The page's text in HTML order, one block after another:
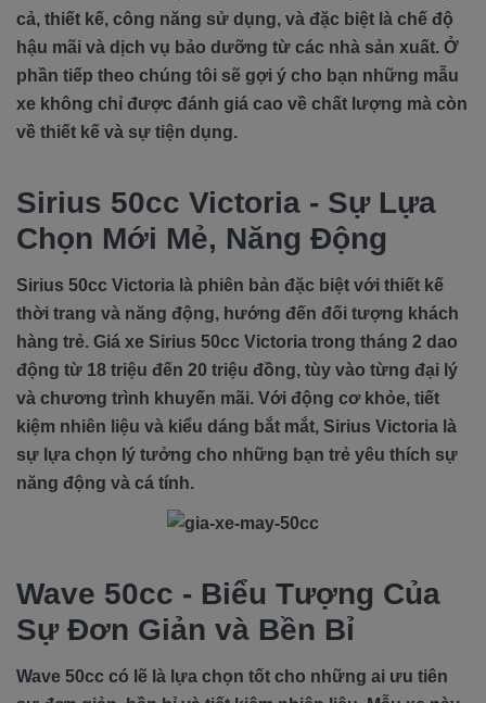
cả, thiết kế, công năng sử dụng, và đặc biệt là chế độ
hậu mãi và dịch vụ bảo dưỡng từ các nhà sản xuất. Ở
phần tiếp theo chúng tôi sẽ gợi ý cho bạn những mẫu
xe không chỉ được đánh giá cao về chất lượng mà còn
về thiết kế và sự tiện dụng.
Sirius 50cc Victoria - Sự Lựa
Chọn Mới Mẻ, Năng Động
Sirius 50cc Victoria là phiên bản đặc biệt với thiết kế
thời trang và năng động, hướng đến đối tượng khách
hàng trẻ. Giá xe Sirius 50cc Victoria trong tháng 2 dao
động từ 18 triệu đến 20 triệu đồng, tùy vào từng đại lý
và chương trình khuyến mãi. Với động cơ khỏe, tiết
kiệm nhiên liệu và kiểu dáng bắt mắt, Sirius Victoria là
sự lựa chọn lý tưởng cho những bạn trẻ yêu thích sự
năng động và cá tính.
Wave 50cc - Biểu Tượng Của
Sự Đơn Giản và Bền Bỉ
Wave 50cc có lẽ là lựa chọn tốt cho những ai ưu tiên